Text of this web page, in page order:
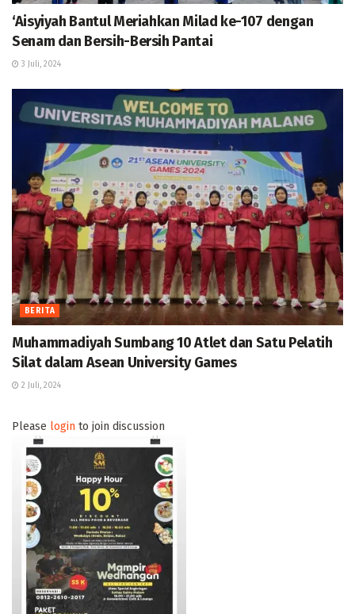
‘Aisyiyah Bantul Meriahkan Milad ke-107 dengan
Senam dan Bersih-Bersih Pantai
3 Juli, 2024
BERITA
Muhammadiyah Sumbang 10 Atlet dan Satu Pelatih
Silat dalam Asean University Games
2 Juli, 2024
Please login to join discussion